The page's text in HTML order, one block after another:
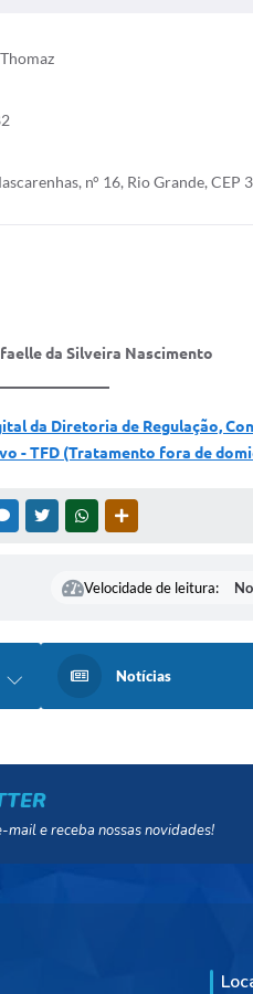
n° 16, Rio Grande, CEP
da Silveira Nascimento
da Diretoria de Regulação,
- TFD (Tratamento fora de
MESSENGER
TWITTERWHATSAPP
Velocidade de leitura:
Notícias
mail e receba nossas novidades!